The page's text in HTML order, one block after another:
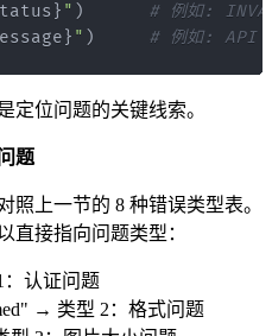
} " )
# 例如:
} " ) # 例如: API
定位问题的关键线索。
题
照上一节的 8 种错误类型表。
直接指向问题类型：
认证问题
→ 类型 2：格式问题